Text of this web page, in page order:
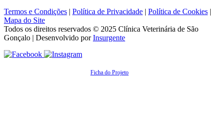
Termos e Condições | Política de Privacidade | Política de Cookies |
Mapa do Site
Todos os direitos reservados © 2025 Clínica Veterinária de São
Gonçalo | Desenvolvido porInsurgente
Ficha do Projeto